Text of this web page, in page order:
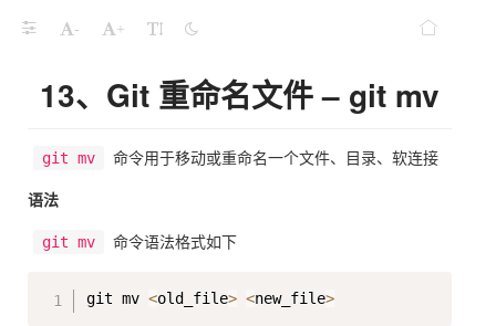
- +
13、Git 重命名文件 – git mv
git mv 命令用于移动或重命名一个文件、目录、软连接
语法
git mv 命令语法格式如下
git mv <old_file> <new_file>